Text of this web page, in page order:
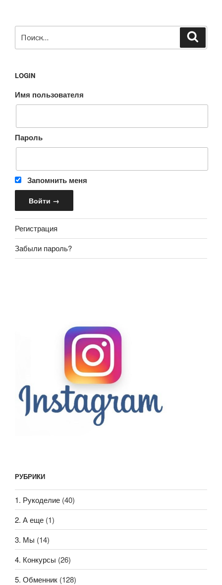
LOGIN
Имя пользователя
Пароль
Запомнить меня
Регистрация
Забыли пароль?
РУБРИКИ
1. Рукоделие (40)
2. А еще (1)
3. Мы (14)
4. Конкурсы (26)
5. Обменник (128)